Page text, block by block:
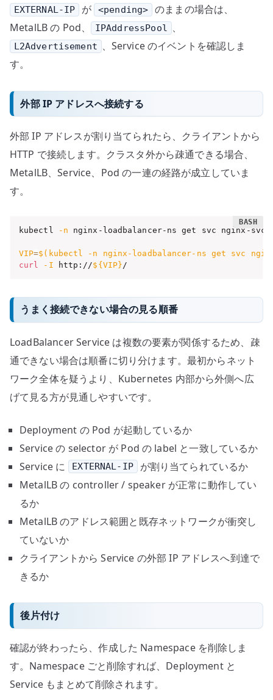
EXTERNAL-IP が <pending>
のままの場合は、
MetalLB の Pod、
IPAddressPool 、
L2Advertisement 、Service のイベントを確認しま
す。
外部 IP アドレスへ接続する
外部 IP アドレスが割り当てられたら、クライアントから
HTTP で接続します。クラスタ外から疎通できる場合、
MetalLB、Service、Pod の一連の経路が成立していま
す。
kubectl -n nginx-loadbalancer-ns get svc nginx-svc
VIP=$( kubectl -n
nginx-loadbalancer-ns get svc
curl
-I http://${VIP}/
うまく接続できない場合の見る順番
LoadBalancer Service は複数の要素が関係するため、疎
通できない場合は順番に切り分けます。最初からネット
ワーク全体を疑うより、Kubernetes 内部から外側へ広
げて見る方が見通しやすいです。
Deployment の Pod が起動しているか
Service の selector が Pod の label と一致しているか
Service に
EXTERNAL-IP
が割り当てられているか
MetalLB の controller / speaker が正常に動作してい
るか
MetalLB のアドレス範囲と既存ネットワークが衝突し
ていないか
クライアントから Service の外部 IP アドレスへ到達で
きるか
後片付け
確認が終わったら、作成した Namespace を削除しま
す。Namespace ごと削除すれば、Deployment と
Service もまとめて削除されます。